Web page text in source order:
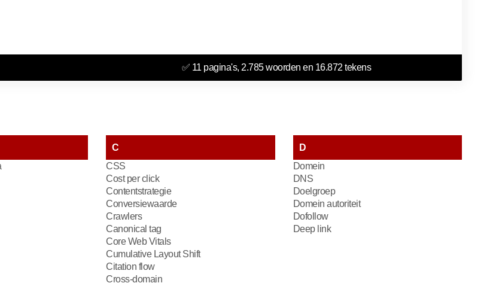
✅ 11 pagina's, 2.785 woorden en 16.872 tekens
C
CSS
Cost per click
Contentstrategie
Conversiewaarde
Crawlers
Canonical tag
Core Web Vitals
Cumulative Layout Shift
Citation flow
Cross-domain
D
Domein
DNS
Doelgroep
Domein autoriteit
Dofollow
Deep link